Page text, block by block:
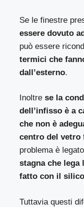
Se le finestre
essere dovuto
può essere
termici che
dall’esterno.
Inoltrese la
dell’infisso è a
che non è
centro del vetro
problema è
stagna che
fatto con il
Tuttavia questi